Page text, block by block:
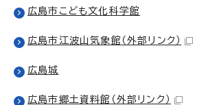
広島市こども文化科学館
広島市江波山気象館 （外部リンク）
広島城
広島市郷土資料館 （外部リンク）